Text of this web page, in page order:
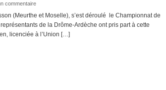
commentaire
(Meurthe et Moselle), s’est déroulé le Championnat de
de la Drôme-Ardèche ont pris part à cette
licenciée à l’Union […]